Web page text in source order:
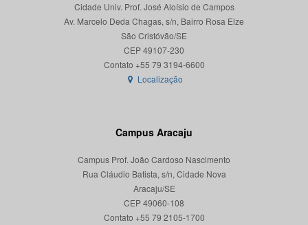
Cidade Univ. Prof. José Aloísio de Campos
Av. Marcelo Deda Chagas, s/n, Bairro Rosa Elze
São Cristóvão/SE
CEP 49107-230
Localização
Campus Aracaju
Campus Prof. João Cardoso Nascimento
Rua Cláudio Batista, s/n, Cidade Nova
Aracaju/SE
CEP 49060-108